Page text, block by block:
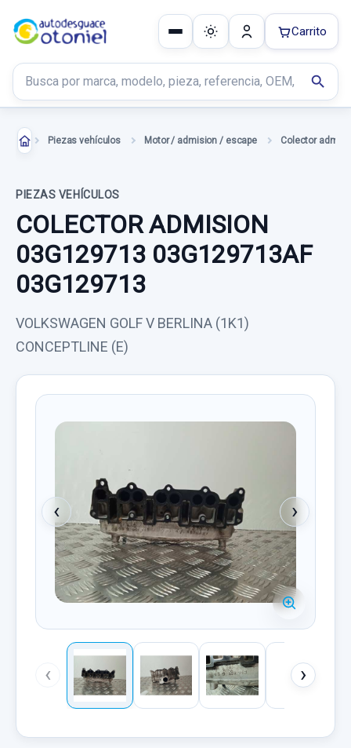
Buscar productos
search
Carrito
Piezas vehículos Motor / admision / escape Colector
PIEZAS VEHÍCULOS
COLECTOR ADMISION
03G129713 03G129713AF
03G129713
VOLKSWAGEN GOLF V BERLINA (1K1)
CONCEPTLINE (E)
‹ ›
‹ ›